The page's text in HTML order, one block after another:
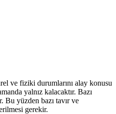
ve fiziki durumlarını alay konusu
yalnız kalacaktır. Bazı
Bu yüzden bazı tavır ve
gerekir.